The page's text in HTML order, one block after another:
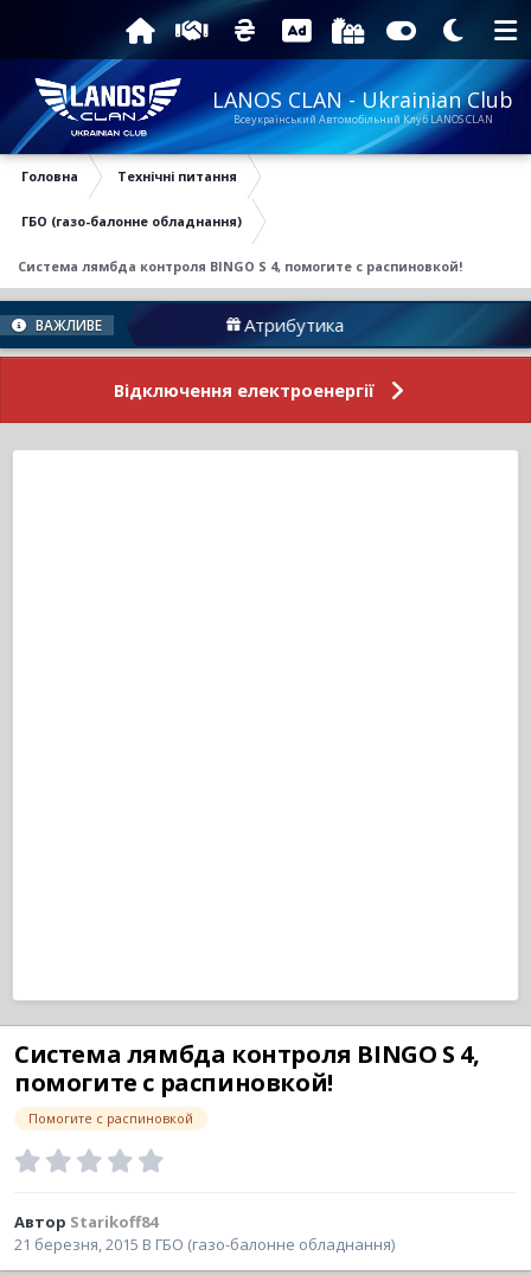
LANOS CLAN - Ukrainian Club
Всеукраїнський Автомобільний Клуб LANOS CLAN
Головна Технічні питання
ГБО (газо-балонне обладнання)
Система лямбда контроля BINGO S 4, помогите с распиновкой!
ВАЖЛИВЕ
Відключення електроенергії
Система лямбда контроля BINGO S 4,
помогите с распиновкой!
Помогите с распиновкой
Автор Starikoff84
21 березня, 2015 В ГБО (газо-балонне обладнання)